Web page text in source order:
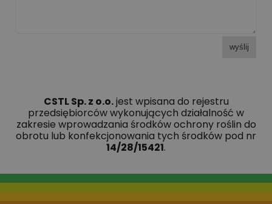
wyślij
CSTL Sp. z o.o.jest wpisana do rejestru
przedsiębiorców wykonujących działalność w
zakresie wprowadzania środków ochrony roślin do
obrotu lub konfekcjonowania tych środków pod nr
14/28/15421.